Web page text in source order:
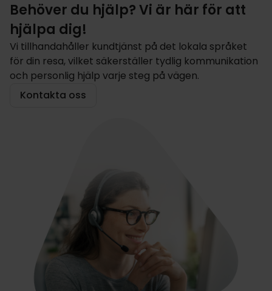
Behöver du hjälp? Vi är här för att
hjälpa dig!
Vi tillhandahåller kundtjänst på det lokala språket
för din resa, vilket säkerställer tydlig kommunikation
och personlig hjälp varje steg på vägen.
Kontakta oss